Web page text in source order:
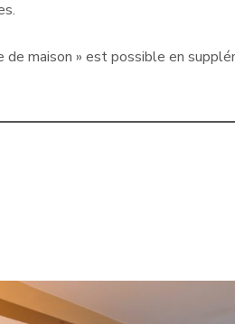
de maison » est possible en